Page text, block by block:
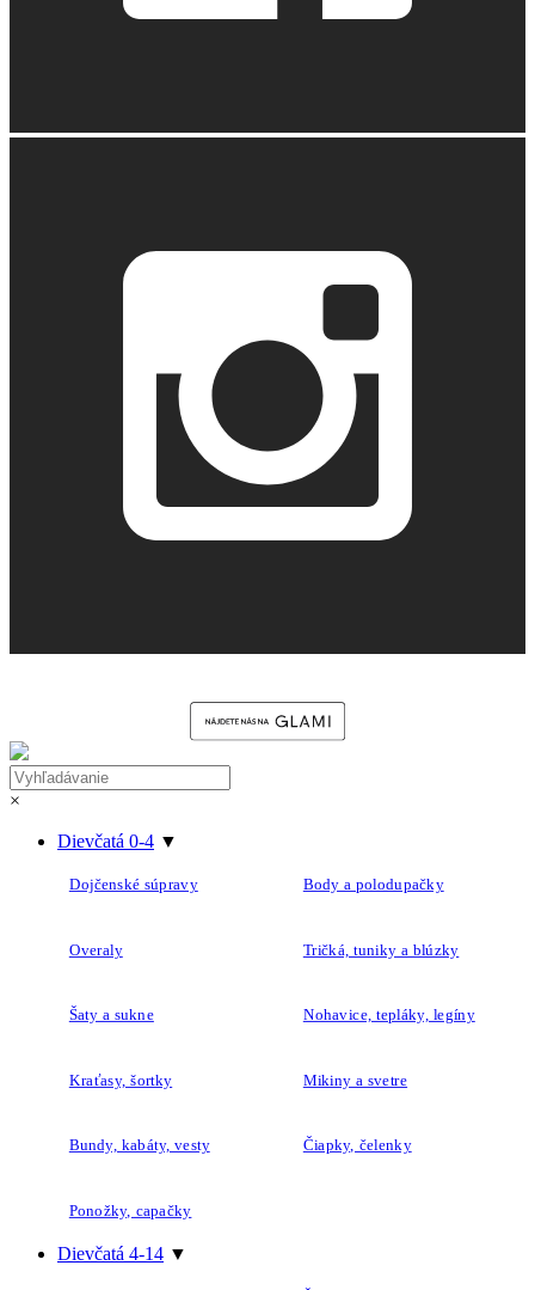
×
Dievčatá 0-4 ▼
Dojčenské súpravy Body a polodupačky
Overaly Tričká, tuniky a blúzky
Šaty a sukne Nohavice, tepláky, legíny
Kraťasy, šortky Mikiny a svetre
Bundy, kabáty, vesty Čiapky, čelenky
Ponožky, capačky
Dievčatá 4-14 ▼